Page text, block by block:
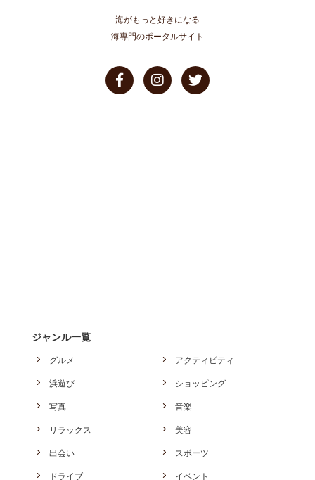
海がもっと好きになる
海専門のポータルサイト
ジャンル一覧
グルメ アクティビティ
浜遊び ショッピング
写真 音楽
リラックス 美容
出会い スポーツ
ドライブ イベント